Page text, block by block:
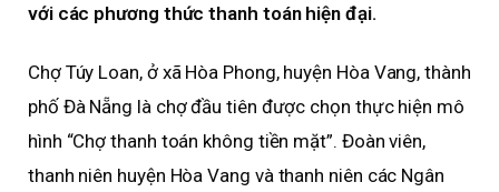
với các phương thức thanh toán hiện đại.
Chợ Túy Loan, ở xã Hòa Phong, huyện Hòa Vang, thành
phố Đà Nẵng là chợ đầu tiên được chọn thực hiện mô
hình “Chợ thanh toán không tiền mặt”. Đoàn viên,
thanh niên huyện Hòa Vang và thanh niên các Ngân